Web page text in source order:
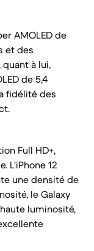
AMOLED de
et des
quant à lui,
de 5,4
fidélité des
Full HD+,
L'iPhone 12
une densité de
le Galaxy
luminosité,